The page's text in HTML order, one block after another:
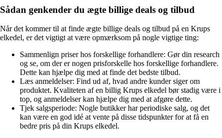
Sådan genkender du ægte billige deals og tilbud
Når det kommer til at finde ægte billige deals og tilbud på en Krups
elkedel, er det vigtigt at være opmærksom på nogle vigtige ting:
Sammenlign priser hos forskellige forhandlere: Gør din research
og se, om der er nogen prisforskelle hos forskellige forhandlere.
Dette kan hjælpe dig med at finde det bedste tilbud.
Læs anmeldelser: Find ud af, hvad andre kunder siger om
produktet. Kvaliteten af ​​en billig Krups elkedel bør stadig være i
top, og anmeldelser kan hjælpe dig med at afgøre dette.
Tjek salgsperiode: Nogle butikker har periodiske salg, og det
kan være en god idé at vente på disse tidspunkter for at få en
bedre pris på din Krups elkedel.